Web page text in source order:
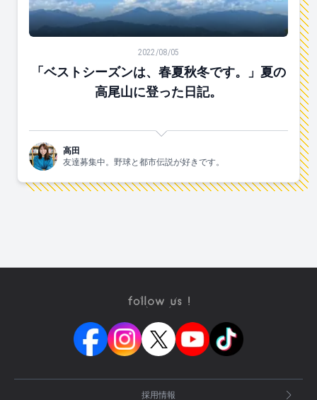
「ベストシーズンは、春夏秋冬です。」夏の高尾山に登
2022/08/05
「ベストシーズンは、春夏秋冬です。」夏の
高尾山に登った日記。
高田
友達募集中。野球と都市伝説が好きです。
採用情報